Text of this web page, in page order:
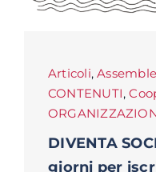
Articoli,
CONTENUTI,
DIVENTA
giorni per